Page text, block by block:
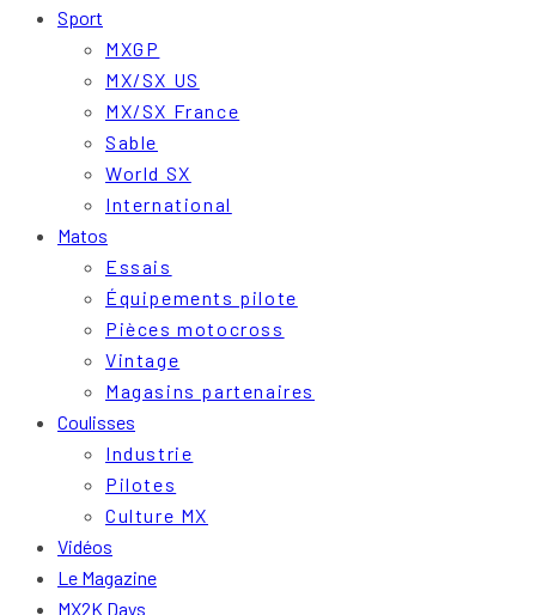
Sport
MXGP
MX/SX US
MX/SX France
Sable
World SX
International
Matos
Essais
Équipements pilote
Pièces motocross
Vintage
Magasins partenaires
Coulisses
Industrie
Pilotes
Culture MX
Vidéos
Le Magazine
MX2K Days